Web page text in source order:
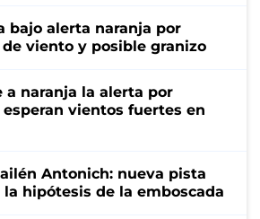
bajo alerta naranja por
viento y posible granizo
a naranja la alerta por
vientos fuertes en
Antonich: nueva pista
la hipótesis de la emboscada